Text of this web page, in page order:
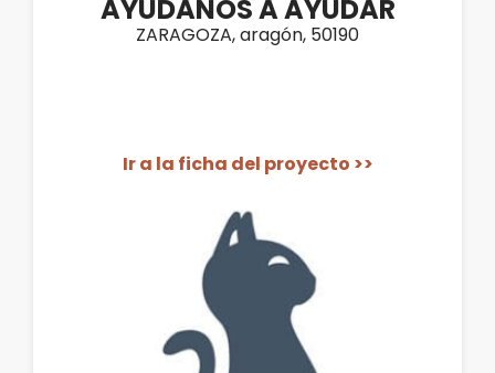
AYÚDANOS A AYUDAR
ZARAGOZA, aragón, 50190
Ir a la ficha del proyecto >>